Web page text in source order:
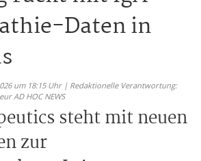
Daten in
um 18:15 Uhr | Redaktionelle Verantwortung:
AD HOC NEWS
steht mit neuen
zur